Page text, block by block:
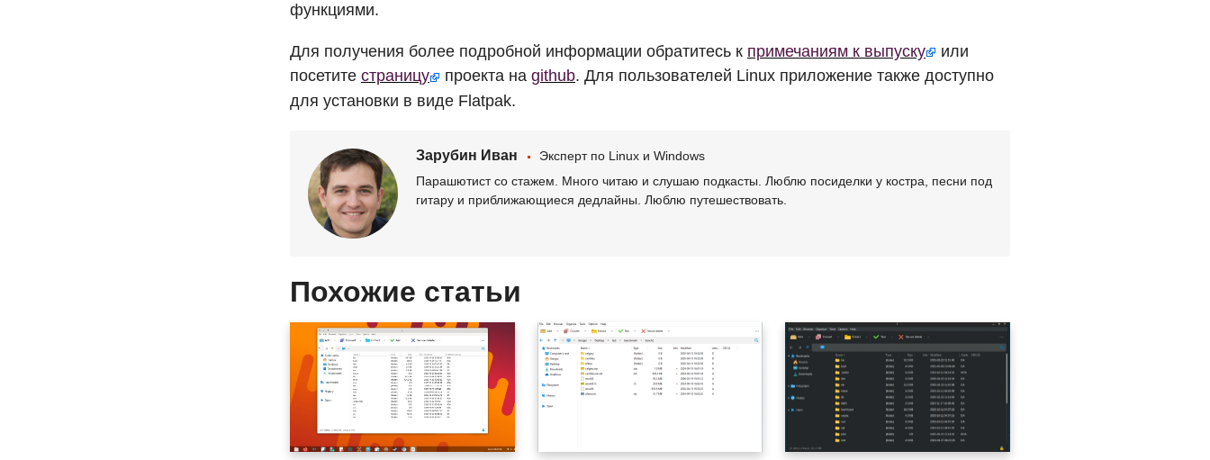
функциями.
Для получения более подробной информации обратитесь к примечаниям к выпуску
или
посетите страницу проекта на github. Для пользователей Linux приложение также доступно
для установки в виде Flatpak.
Зарубин Иван
Эксперт по Linux и Windows
Парашютист со стажем. Много читаю и слушаю подкасты. Люблю посиделки у костра, песни под
гитару и приближающиеся дедлайны. Люблю путешествовать.
Похожие статьи